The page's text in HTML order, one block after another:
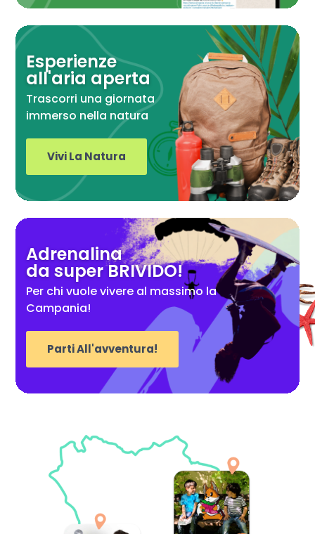
Esperienze
all'aria aperta
Trascorri una giornata
immerso nella natura
Vivi La Natura
Adrenalina
da super BRIVIDO!
Per chi vuole vivere al massimo la
Campania!
Parti All'avventura!